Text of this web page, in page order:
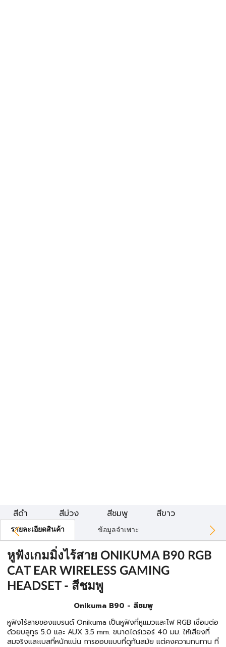
สีดำ สีม่วง สีชมพู สีขาว
รายละเอียดสินค้า ข้อมูลจำเพาะ
หูฟังเกมมิ่งไร้สาย ONIKUMA B90 RGB
CAT EAR WIRELESS GAMING
HEADSET - สีชมพู
Onikuma B90 - สีชมพู
หูฟังไร้สายของแบรนด์ Onikuma เป็นหูฟังที่หูแมวและไฟ RGB เชื่อมต่อ
ด้วยบลูทูธ 5.0 และ AUX 3.5 mm. ขนาดไดร์เวอร์ 40 มม. ให้เสียงที่
สมจริงและเบสที่หนักแน่น การออบแบบที่ดูทันสมัย แต่คงความทนทาน ที่